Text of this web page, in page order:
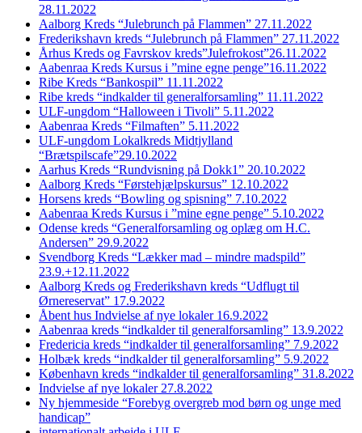
28.11.2022
Aalborg Kreds “Julebrunch på Flammen” 27.11.2022
Frederikshavn kreds “Julebrunch på Flammen” 27.11.2022
Århus Kreds og Favrskov kreds”Julefrokost”26.11.2022
Aabenraa Kreds Kursus i ”mine egne penge”16.11.2022
Ribe Kreds “Bankospil” 11.11.2022
Ribe kreds “indkalder til generalforsamling” 11.11.2022
ULF-ungdom “Halloween i Tivoli” 5.11.2022
Aabenraa Kreds “Filmaften” 5.11.2022
ULF-ungdom Lokalkreds Midtjylland
“Brætspilscafe”29.10.2022
Aarhus Kreds “Rundvisning på Dokk1” 20.10.2022
Aalborg Kreds “Førstehjælpskursus” 12.10.2022
Horsens kreds “Bowling og spisning” 7.10.2022
Aabenraa Kreds Kursus i ”mine egne penge” 5.10.2022
Odense kreds “Generalforsamling og oplæg om H.C.
Andersen” 29.9.2022
Svendborg Kreds “Lækker mad – mindre madspild”
23.9.+12.11.2022
Aalborg Kreds og Frederikshavn kreds “Udflugt til
Ørnereservat” 17.9.2022
Åbent hus Indvielse af nye lokaler 16.9.2022
Aabenraa kreds “indkalder til generalforsamling” 13.9.2022
Fredericia kreds “indkalder til generalforsamling” 7.9.2022
Holbæk kreds “indkalder til generalforsamling” 5.9.2022
København kreds “indkalder til generalforsamling” 31.8.2022
Indvielse af nye lokaler 27.8.2022
Ny hjemmeside “Forebyg overgreb mod børn og unge med
handicap”